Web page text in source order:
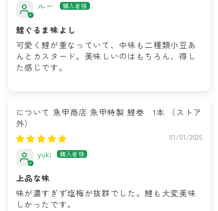
ルー
鯉ぐるま味よし
可愛く鯉が重なっていて、中味も二種類小豆あ
んとカスタード。美味しいのはもちろん、得し
た感じです。
魚甲商店 魚甲特製 鯉巻 1本
01/01/2025
yuki
上品な味
味が濃すぎず塩梅が抜群でした。鯉も大変美味
しかったです。